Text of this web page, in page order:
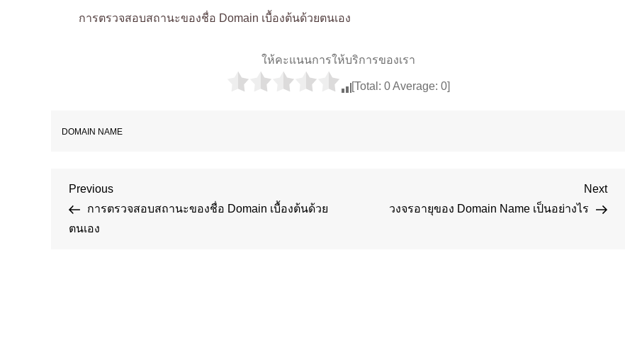
การตรวจสอบสถานะของชื่อ Domain เบื้องต้นด้วยตนเอง
ให้คะแนนการให้บริการของเรา
[Total: 0Average: 0]
DOMAIN NAME
Post
navigation
Previous
Post
Previous
การตรวจสอบสถานะของชื่อ Domain เบื้องต้นด้วย
ตนเอง
Next
Post
Next
วงจรอายุของ Domain Name เป็นอย่างไร